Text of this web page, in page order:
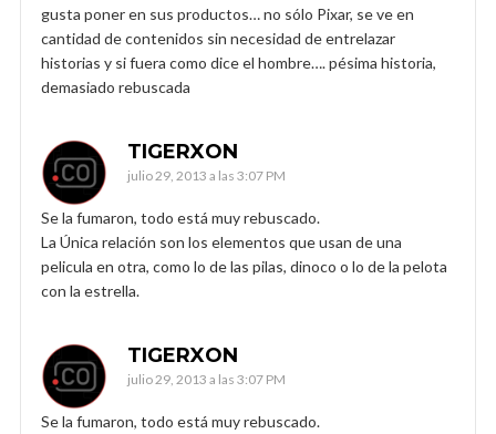
gusta poner en sus productos… no sólo Pixar, se ve en
cantidad de contenidos sin necesidad de entrelazar
historias y si fuera como dice el hombre…. pésima historia,
demasiado rebuscada
TIGERXON
julio 29, 2013 a las 3:07 PM
Se la fumaron, todo está muy rebuscado.
La Única relación son los elementos que usan de una
pelicula en otra, como lo de las pilas, dinoco o lo de la pelota
con la estrella.
TIGERXON
julio 29, 2013 a las 3:07 PM
Se la fumaron, todo está muy rebuscado.